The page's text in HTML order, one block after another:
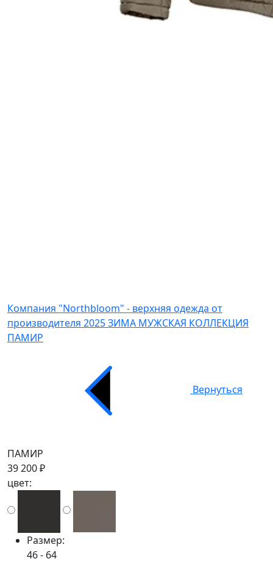
Компания "Northbloom" - верхняя одежда от
производителя 2025 ЗИМА МУЖСКАЯ КОЛЛЕКЦИЯ
ПАМИР
Вернуться
ПАМИР
39 200 ₽
цвет:
Размер:
46 - 64